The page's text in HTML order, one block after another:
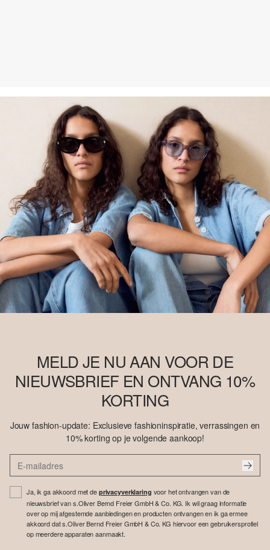
MELD JE NU AAN VOOR DE
NIEUWSBRIEF EN ONTVANG 10%
KORTING
Jouw fashion-update: Exclusieve fashioninspiratie, verrassingen en
10% korting op je volgende aankoop!
Ja, ik ga akkoord met de privacyverklaring voor het ontvangen van de
nieuwsbrief van s.Oliver Bernd Freier GmbH & Co. KG. Ik wil graag informatie
over op mij afgestemde aanbiedingen en producten ontvangen en ik ga ermee
akkoord dat s.Oliver Bernd Freier GmbH & Co. KG hiervoor een gebruikersprofiel
op meerdere apparaten aanmaakt.